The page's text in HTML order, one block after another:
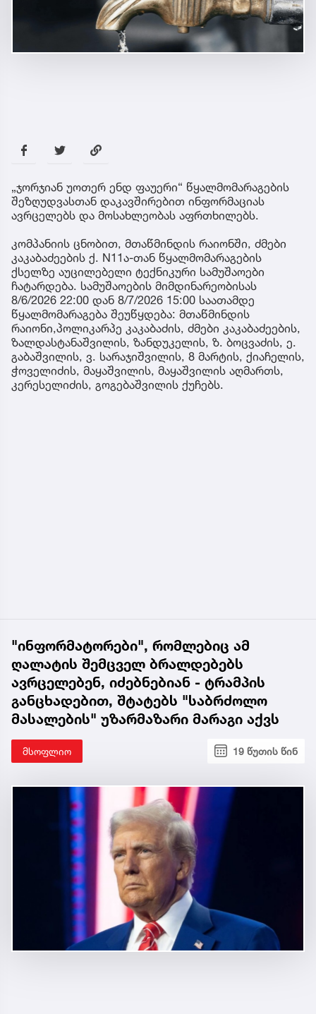
„ჯორჯიან უოთერ ენდ ფაუერი“ წყალმომარაგების
შეზღუდვასთან დაკავშირებით ინფორმაციას
ავრცელებს და მოსახლეობას აფრთხილებს.
კომპანიის ცნობით, მთაწმინდის რაიონში, ძმები
კაკაბაძეების ქ. N11ა-თან წყალმომარაგების
ქსელზე აუცილებელი ტექნიკური სამუშაოები
ჩატარდება. სამუშაოების მიმდინარეობისას
8/6/2026 22:00 დან 8/7/2026 15:00 საათამდე
წყალმომარაგება შეუწყდება: მთაწმინდის
რაიონი,პოლიკარპე კაკაბაძის, ძმები კაკაბაძეების,
ზალდასტანაშვილის, ზანდუკელის, ზ. ბოცვაძის, ე.
გაბაშვილის, ვ. სარაჯიშვილის, 8 მარტის, ქიაჩელის,
ჭოველიძის, მაყაშვილის, მაყაშვილის აღმართს,
კერესელიძის, გოგებაშვილის ქუჩებს.
"ინფორმატორები", რომლებიც ამ
ღალატის შემცველ ბრალდებებს
ავრცელებენ, იძებნებიან - ტრამპის
განცხადებით, შტატებს "საბრძოლო
მასალების" უზარმაზარი მარაგი აქვს
მსოფლიო 19 წუთის წინ